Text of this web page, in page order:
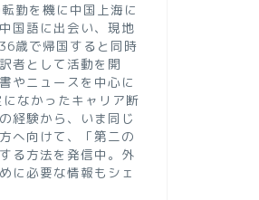
勤を機に中国上海に
国語に出会い、現地
歳で帰国すると同時
者として活動を開
やニュースを中心に
なかったキャリア断
経験から、いま同じ
へ向けて、「第二の
る方法を発信中。外
に必要な情報もシェ